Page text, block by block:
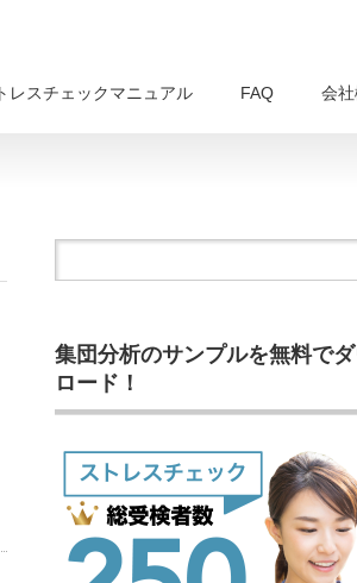
レスチェックマニュアル FAQ 会
集団分析のサンプルを無料で
ロード！